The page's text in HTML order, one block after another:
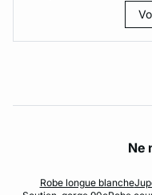
Ne
Robe longue blanche